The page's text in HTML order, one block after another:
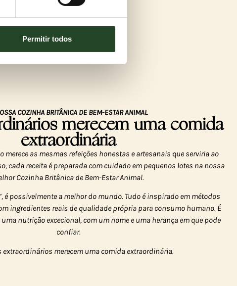
Permitir todos
COZINHA BRITÂNICA DE BEM-ESTAR ANIMAL
merecem uma comida
extraordinária
merece as mesmas refeições honestas e artesanais que serviria ao
cada receita é preparada com cuidado em pequenos lotes na nossa
Cozinha Britânica de Bem-Estar Animal.
é possivelmente a melhor do mundo. Tudo é inspirado em métodos
ingredientes reais de qualidade própria para consumo humano. É
uma nutrição excecional, com um nome e uma herança em que pode
confiar.
extraordinários merecem uma comida extraordinária.